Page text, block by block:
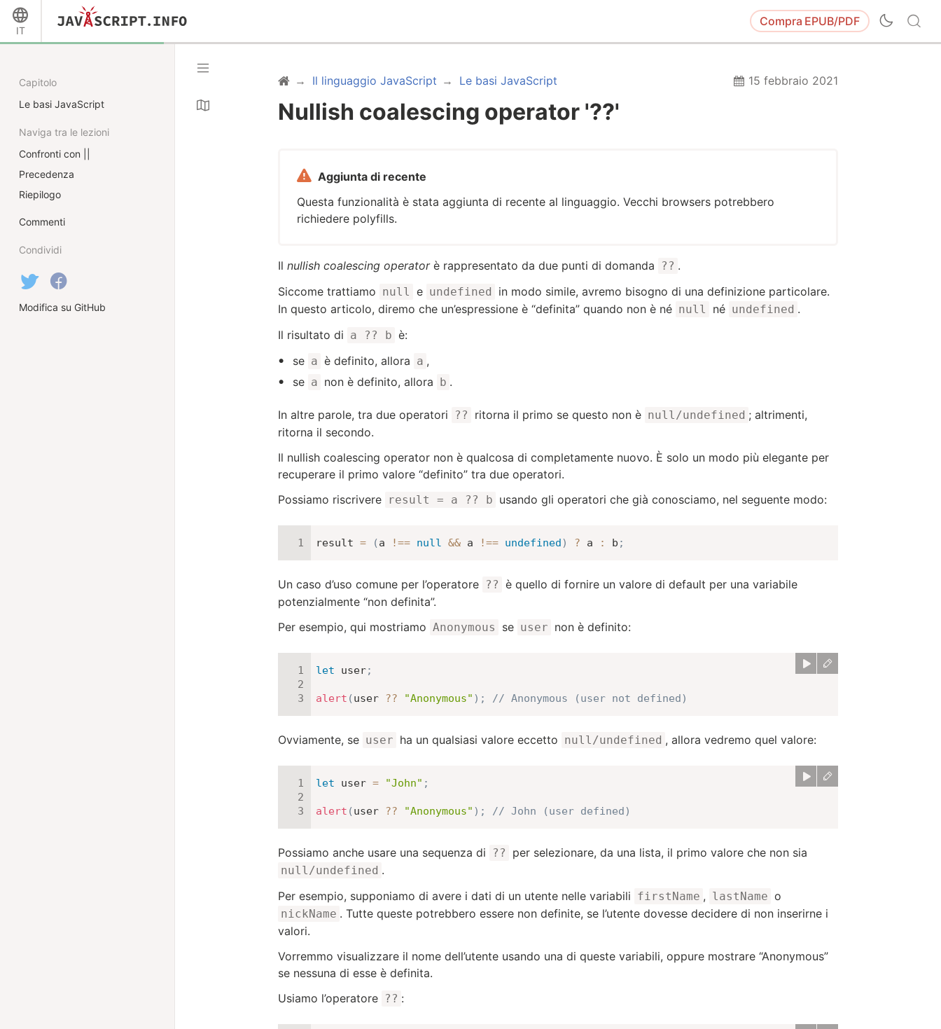
IT
Compra EPUB/PDF
Il linguaggio JavaScript Le basi JavaScript 15 febbraio 2021
Nullish coalescing operator '??'
Aggiunta di recente
Questa funzionalità è stata aggiunta di recente al linguaggio. Vecchi browsers potrebbero
richiedere polyfills.
Il nullish coalescing operatorè rappresentato da due punti di domanda ?? .
Siccome trattiamo null e undefined
in modo simile, avremo bisogno di una definizione particolare.
In questo articolo, diremo che un’espressione è “definita” quando non è né null né undefined .
Il risultato di a ?? b è:
se a è definito, allora a ,
se a non è definito, allora b .
In altre parole, tra due operatori ?? ritorna il primo se questo non è null/undefined ; altrimenti,
ritorna il secondo.
Il nullish coalescing operator non è qualcosa di completamente nuovo. È solo un modo più elegante per
recuperare il primo valore “definito” tra due operatori.
Possiamo riscrivere result = a ?? b usando gli operatori che già conosciamo, nel seguente modo:
result = (a !== null && a !== undefined) ? a : b ;
Un caso d’uso comune per l’operatore ?? è quello di fornire un valore di default per una variabile
potenzialmente “non definita”.
Per esempio, qui mostriamo Anonymous se user non è definito:
let user;
alert (user ?? "Anonymous" ) ; // Anonymous (user not defined)
Ovviamente, se user ha un qualsiasi valore eccetto null/undefined , allora vedremo quel valore:
let user = "John" ;
alert (user ?? "Anonymous" ) ; // John (user defined)
Possiamo anche usare una sequenza di ?? per selezionare, da una lista, il primo valore che non sia
null/undefined .
Per esempio, supponiamo di avere i dati di un utente nelle variabili firstName , lastName o
nickName . Tutte queste potrebbero essere non definite, se l’utente dovesse decidere di non inserirne i
valori.
Vorremmo visualizzare il nome dell’utente usando una di queste variabili, oppure mostrare “Anonymous”
se nessuna di esse è definita.
Usiamo l’operatore ?? :
Capitolo
Le basi JavaScript
Naviga tra le lezioni
Confronti con ||
Precedenza
Riepilogo
Commenti
Condividi
Modifica su GitHub